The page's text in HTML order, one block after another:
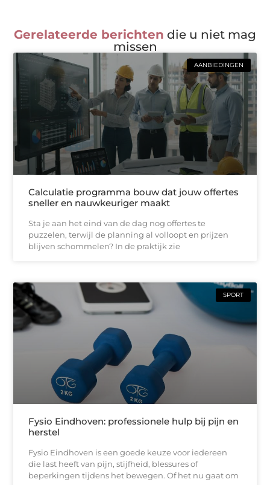
Gerelateerde berichten die u niet mag
missen
AANBIEDINGEN
Calculatie programma bouw dat jouw offertes
sneller en nauwkeuriger maakt
Sta je aan het eind van de dag nog offertes te
puzzelen, terwijl de planning al volloopt en prijzen
blijven schommelen? In de praktijk zie
SPORT
Fysio Eindhoven: professionele hulp bij pijn en
herstel
Fysio Eindhoven is een goede keuze voor iedereen
die last heeft van pijn, stijfheid, blessures of
beperkingen tijdens het bewegen. Of het nu gaat om